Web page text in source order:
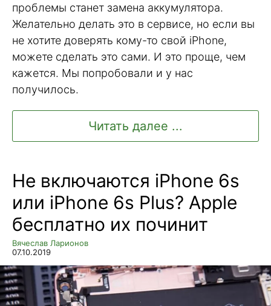
проблемы станет замена аккумулятора.
Желательно делать это в сервисе, но если вы
не хотите доверять кому-то свой iPhone,
можете сделать это сами. И это проще, чем
кажется. Мы попробовали и у нас
получилось.
Читать далее ...
Не включаются iPhone 6s
или iPhone 6s Plus? Apple
бесплатно их починит
Вячеслав Ларионов
07.10.2019